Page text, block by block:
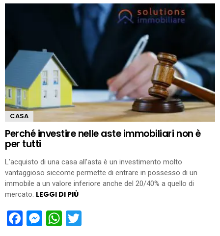
CASA
Perché investire nelle aste immobiliari non è
per tutti
L’acquisto di una casa all’asta è un investimento molto
vantaggioso siccome permette di entrare in possesso di un
immobile a un valore inferiore anche del 20/40% a quello di
mercato. LEGGI DI PIÙ
Facebook
Messenger
WhatsApp